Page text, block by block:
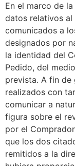
En el marco de
datos relativos
comunicados a
designados por
la identidad del
Pedido, del
prevista. A fin de
realizados con
comunicar a
figura sobre el
por el
que los dos
remitidos a la